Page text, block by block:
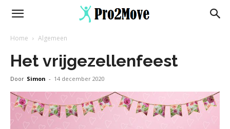
Home Algemeen
Het vrijgezellenfeest
Door Simon - 14 december 2020